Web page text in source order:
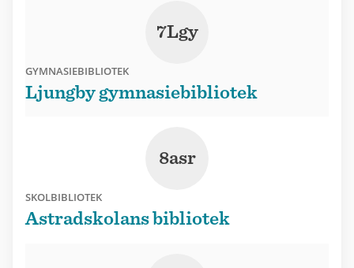
7Lgy
GYMNASIEBIBLIOTEK
Ljungby gymnasiebibliotek
8asr
SKOLBIBLIOTEK
Astradskolans bibliotek